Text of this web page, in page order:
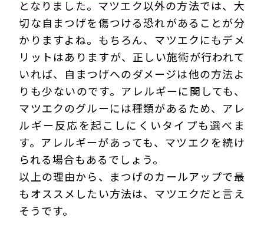
となりました。マツエク以外の方法では、大
切な自まつげを傷つける恐れがあることが分
かりますよね。もちろん、マツエクにもデメ
リットはありますが、正しい施術が行われて
いれば、自まつげへのダメージは他の方法よ
りも少ないのです。アレルギーに関しても、
マツエクのグルーには種類があるため、アレ
ルギー反応を起こしにくいタイプも選べま
す。アレルギーがあっても、マツエクを続け
られる場合もあるでしょう。
以上の理由から、まつげのカールアップで最
もオススメしたい方法は、マツエクだと言え
そうです。